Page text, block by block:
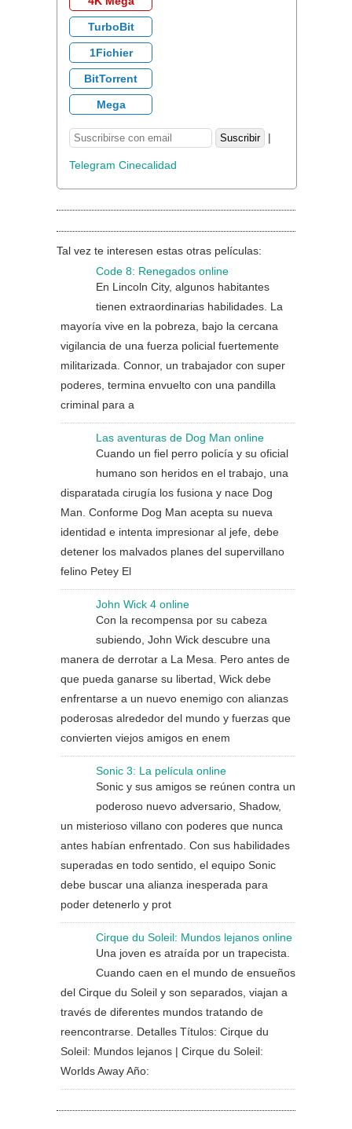
TurboBit
1Fichier
BitTorrent
Mega
|
Telegram Cinecalidad
Tal vez te interesen estas otras películas:
Code 8: Renegados online
En Lincoln City, algunos habitantes
tienen extraordinarias habilidades. La
mayoría vive en la pobreza, bajo la cercana
vigilancia de una fuerza policial fuertemente
militarizada. Connor, un trabajador con super
poderes, termina envuelto con una pandilla
criminal para a
Las aventuras de Dog Man online
Cuando un fiel perro policía y su oficial
humano son heridos en el trabajo, una
disparatada cirugía los fusiona y nace Dog
Man. Conforme Dog Man acepta su nueva
identidad e intenta impresionar al jefe, debe
detener los malvados planes del supervillano
felino Petey El
John Wick 4 online
Con la recompensa por su cabeza
subiendo, John Wick descubre una
manera de derrotar a La Mesa. Pero antes de
que pueda ganarse su libertad, Wick debe
enfrentarse a un nuevo enemigo con alianzas
poderosas alrededor del mundo y fuerzas que
convierten viejos amigos en enem
Sonic 3: La película online
Sonic y sus amigos se reúnen contra un
poderoso nuevo adversario, Shadow,
un misterioso villano con poderes que nunca
antes habían enfrentado. Con sus habilidades
superadas en todo sentido, el equipo Sonic
debe buscar una alianza inesperada para
poder detenerlo y prot
Cirque du Soleil: Mundos lejanos online
Una joven es atraída por un trapecista.
Cuando caen en el mundo de ensueños
del Cirque du Soleil y son separados, viajan a
través de diferentes mundos tratando de
reencontrarse. Detalles Títulos: Cirque du
Soleil: Mundos lejanos | Cirque du Soleil:
Worlds Away Año: